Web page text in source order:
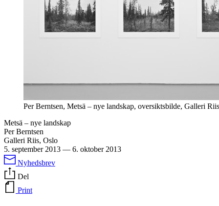
Per Berntsen, Metsä – nye landskap, oversiktsbilde, Galleri
Metsä – nye landskap
Per Berntsen
Galleri Riis, Oslo
5. september 2013 — 6. oktober 2013
Nyhedsbrev
Del
Print